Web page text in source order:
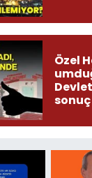
Özel
sonuç